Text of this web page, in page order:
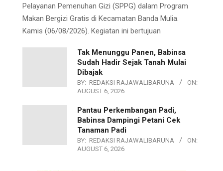
Pelayanan Pemenuhan Gizi (SPPG) dalam Program
Makan Bergizi Gratis di Kecamatan Banda Mulia.
Kamis (06/08/2026). Kegiatan ini bertujuan
Tak Menunggu Panen, Babinsa
Sudah Hadir Sejak Tanah Mulai
Dibajak
BY: REDAKSI RAJAWALIBARUNA
ON:
AUGUST 6, 2026
Pantau Perkembangan Padi,
Babinsa Dampingi Petani Cek
Tanaman Padi
BY: REDAKSI RAJAWALIBARUNA
ON:
AUGUST 6, 2026